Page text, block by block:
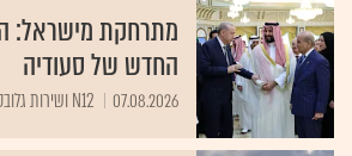
מתרחקת מישראל:
החדש של סעודיה
07.08.2026 N12 ושירות גלובס